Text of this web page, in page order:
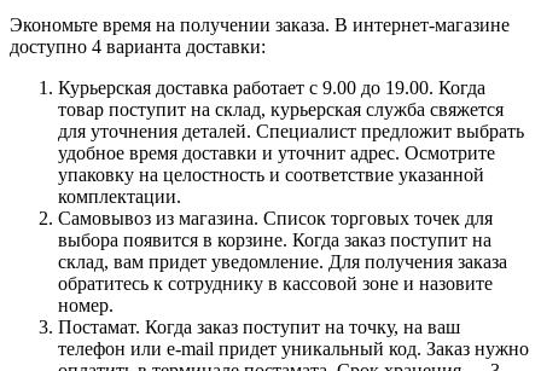
Экономьте время на получении заказа. В интернет-магазине
доступно 4 варианта доставки:
Курьерская доставка работает с 9.00 до 19.00. Когда
товар поступит на склад, курьерская служба свяжется
для уточнения деталей. Специалист предложит выбрать
удобное время доставки и уточнит адрес. Осмотрите
упаковку на целостность и соответствие указанной
комплектации.
Самовывоз из магазина. Список торговых точек для
выбора появится в корзине. Когда заказ поступит на
склад, вам придет уведомление. Для получения заказа
обратитесь к сотруднику в кассовой зоне и назовите
номер.
Постамат. Когда заказ поступит на точку, на ваш
телефон или e-mail придет уникальный код. Заказ нужно